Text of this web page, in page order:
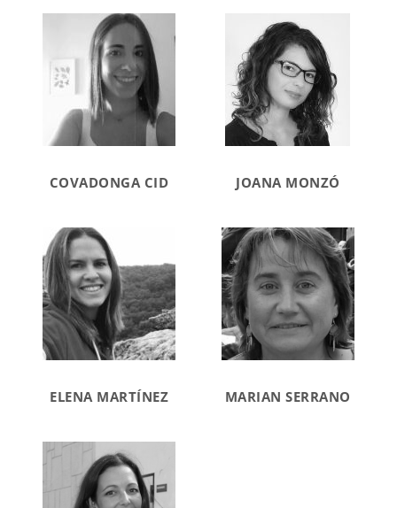
COVADONGA CID JOANA MONZÓ
ELENA MARTÍNEZ MARIAN SERRANO